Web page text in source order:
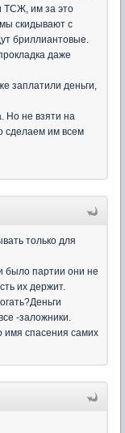
ТСЖ, им за это
скидывают с
бриллиантовые.
даже
заплатили деньги,
Но не взяти на
сделаем им всем
только для
было партии они не
их держит.
-заложники.
имя спасения самих